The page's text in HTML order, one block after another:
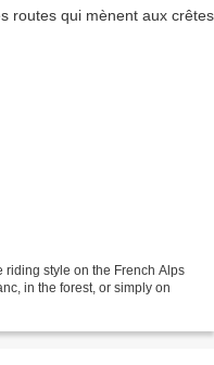
riding style on the French Alps
in the forest, or simply on